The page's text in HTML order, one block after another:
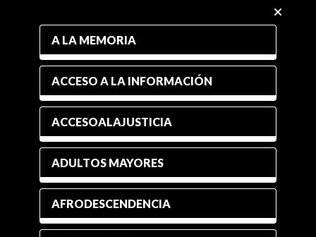
A LA MEMORIA
ACCESO A LA INFORMACIÓN
ACCESOALAJUSTICIA
ADULTOS MAYORES
AFRODESCENDENCIA